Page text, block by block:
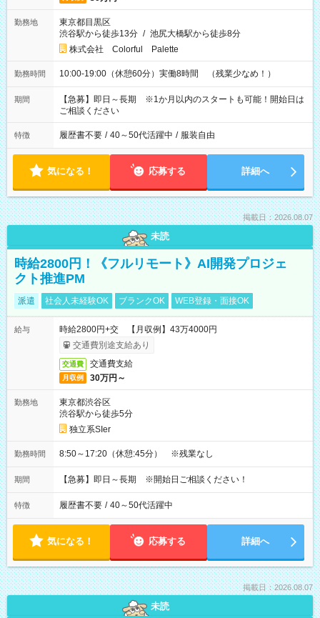
勤務地
東京都目黒区
渋谷駅から徒歩13分 / 池尻大橋駅から徒歩8分
株式会社 Colorful Palette
勤務時間 10:00-19:00（休憩60分）実働8時間 （残業少なめ！）
期間
【急募】即日～長期 ※1か月以内のスタートも可能！開始日は
ご相談ください
特徴 履歴書不要 / 40～50代活躍中 / 服装自由
気になる！ 応募する 詳細へ
掲載日：2026.08.07
未読
時給2800円！《フルリモート》AI開発プロジェ
クト推進PM
派遣 社会人未経験OK ブランクOK WEB登録・面接OK
給与
時給2800円+交 【月収例】43万4000円
交通費別途支給あり
交通費 交通費支給
月収例 30万円～
勤務地
東京都渋谷区
渋谷駅から徒歩5分
独立系SIer
勤務時間 8:50～17:20（休憩:45分） ※残業なし
期間 【急募】即日～長期 ※開始日ご相談ください！
特徴 履歴書不要 / 40～50代活躍中
気になる！ 応募する 詳細へ
掲載日：2026.08.07
未読